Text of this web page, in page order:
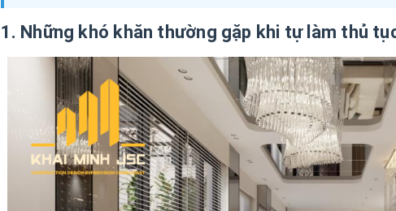
1. Những khó khăn thường gặp khi tự làm thủ